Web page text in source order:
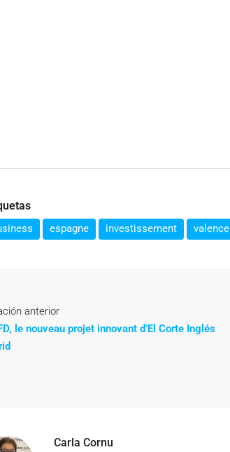
espagne investissement valence
anterior
le nouveau projet innovant d’El Corte Inglés
Carla Cornu